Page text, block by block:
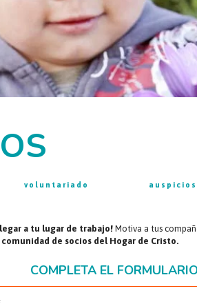
voluntariado auspicios
a tu lugar de trabajo! Motiva a tus
comunidad de socios del Hogar de Cristo.
COMPLETA EL